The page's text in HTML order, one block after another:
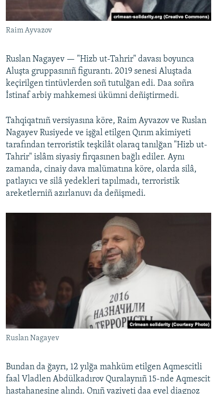
Raim Ayvazov
Ruslan Nagayev — "Hizb ut-Tahrir" davası boyunca
Aluşta gruppasınıñ figurantı. 2019 senesi Aluştada
keçirilgen tintüvlerden soñ tutulğan edi. Daa soñra
İstinaf arbiy mahkemesi ükümni deñiştirmedi.
Tahqiqatnıñ versiyasına köre, Raim Ayvazov ve Ruslan
Nagayev Rusiyede ve işğal etilgen Qırım akimiyeti
tarafından terroristik teşkilât olaraq tanılğan "Hizb ut-
Tahrir" islâm siyasiy firqasınen bağlı ediler. Aynı
zamanda, cinaiy dava malümatına köre, olarda silâ,
patlayıcı ve silâ yedekleri tapılmadı, terroristik
areketlerniñ azırlanuvı da deñişmedi.
Ruslan Nagayev
Bundan da ğayrı, 12 yılğa mahküm etilgen Aqmescitli
faal Vladlen Abdülkadırov Quralaynıñ 15-nde Aqmescit
hastahanesine alındı. Onıñ vaziyeti daa evel diagnoz